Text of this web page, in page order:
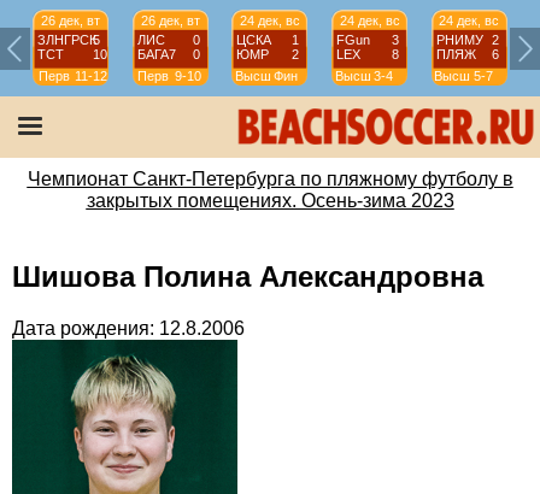
26 дек, вт
ЗЛНГРСК5
ТСТ
10
Перв 11-12
26 дек, вт
ЛИС
0
БАГА7
0
Перв 9-10
24 дек, вс
ЦСКА
1
ЮМР
2
Высш Фин
24 дек, вс
FGun
3
LEX
8
Высш 3-4
24 дек, вс
РНИМУ
2
ПЛЯЖ
6
Высш 5-7
Чемпионат Санкт-Петербурга по пляжному футболу в
закрытых помещениях. Осень-зима 2023
Шишова Полина Александровна
Дата рождения: 12.8.2006